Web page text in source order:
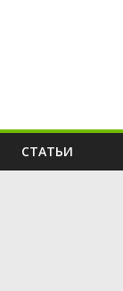
СТАТЬИ